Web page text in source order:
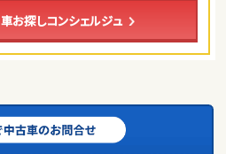
車お探しコンシェルジュ